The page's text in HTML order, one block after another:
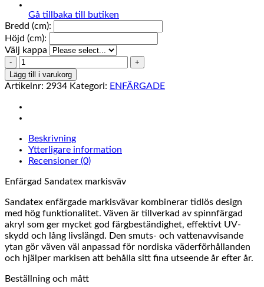
Gå tillbaka till butiken
Bredd (cm):
Höjd (cm):
Välj kappa
Sandatex
407-
16L
Lägg till i varukorg
Artikelnr: 2934 Kategori: ENFÄRGADE
Beskrivning
Ytterligare information
Recensioner (0)
Enfärgad Sandatex markisväv
Sandatex enfärgade markisvävar kombinerar tidlös design
med hög funktionalitet. Väven är tillverkad av spinnfärgad
akryl som ger mycket god färgbeständighet, effektivt UV-
skydd och lång livslängd. Den smuts- och vattenavvisande
ytan gör väven väl anpassad för nordiska väderförhållanden
och hjälper markisen att behålla sitt fina utseende år efter år.
Beställning och mått